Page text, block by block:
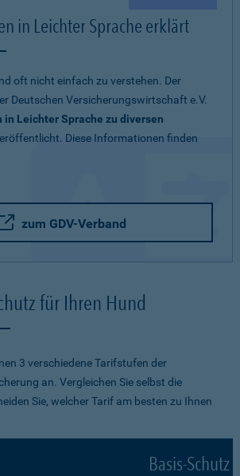
in Leichter Sprache erklärt
oft nicht einfach zu verstehen. Der
Deutschen Versicherungswirtschaft e.V.
in Leichter Sprache zu diversen
Diese Informationen finden
zum GDV-Verband
für Ihren Hund
3 verschiedene Tarifstufen der
an. Vergleichen Sie selbst die
Sie, welcher Tarif am besten zu Ihnen
Basis-Schutz